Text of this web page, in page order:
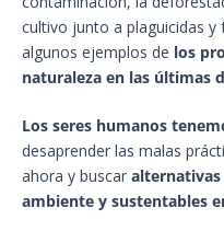
cultivo junto a plaguicidas y
algunos ejemplos de los
naturaleza en las últimas
Los seres humanos
desaprender las malas
ahora y buscar alternativas
ambiente y sustentables